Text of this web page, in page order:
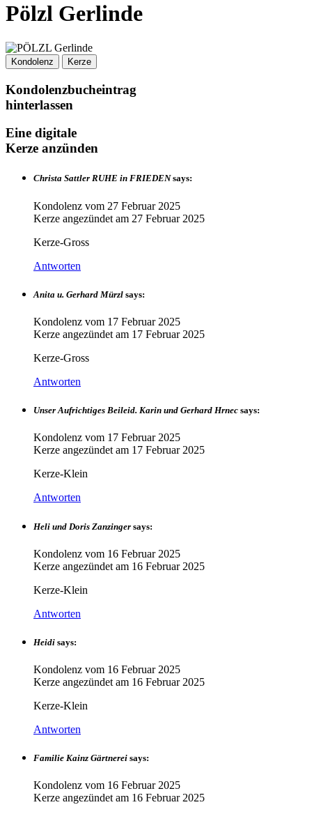
Pölzl Gerlinde
Kondolenz Kerze
Kondolenzbucheintrag
hinterlassen
Eine digitale
Kerze anzünden
Christa Sattler RUHE in FRIEDEN says:
Kondolenz vom 27 Februar 2025
Kerze angezündet am 27 Februar 2025
Kerze-Gross
Antworten
Anita u. Gerhard Mürzl says:
Kondolenz vom 17 Februar 2025
Kerze angezündet am 17 Februar 2025
Kerze-Gross
Antworten
Unser Aufrichtiges Beileid. Karin und Gerhard Hrnec says:
Kondolenz vom 17 Februar 2025
Kerze angezündet am 17 Februar 2025
Kerze-Klein
Antworten
Heli und Doris Zanzinger says:
Kondolenz vom 16 Februar 2025
Kerze angezündet am 16 Februar 2025
Kerze-Klein
Antworten
Heidi says:
Kondolenz vom 16 Februar 2025
Kerze angezündet am 16 Februar 2025
Kerze-Klein
Antworten
Familie Kainz Gärtnerei says:
Kondolenz vom 16 Februar 2025
Kerze angezündet am 16 Februar 2025